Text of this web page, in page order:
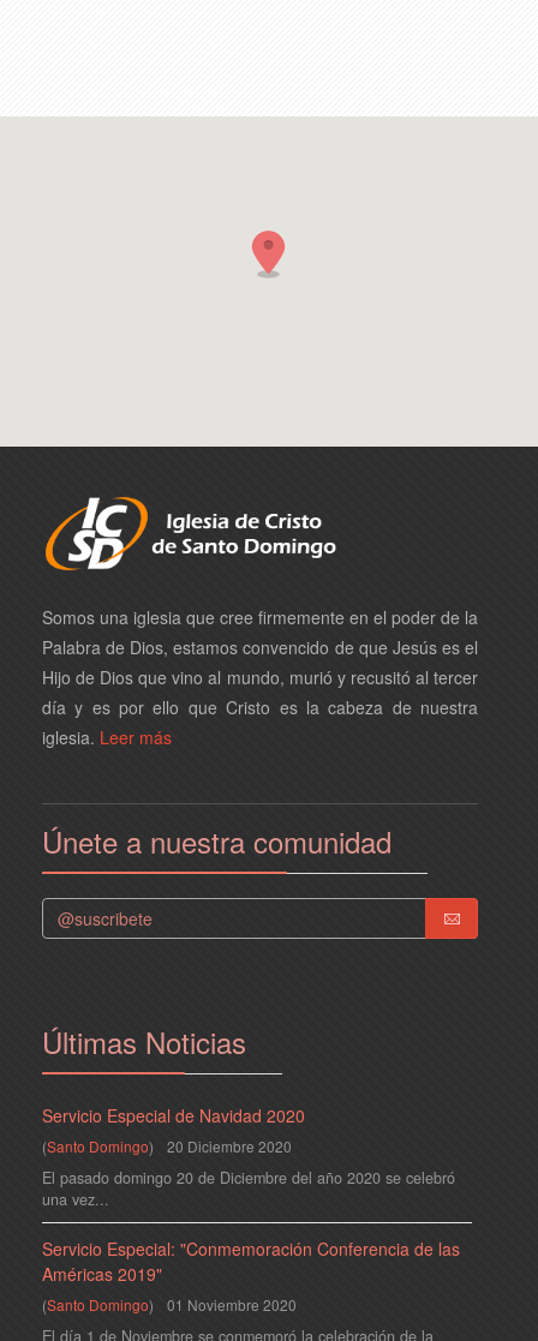
Somos una iglesia que cree firmemente en el poder de la
Palabra de Dios, estamos convencido de que Jesús es el
Hijo de Dios que vino al mundo, murió y recusitó al tercer
día y es por ello que Cristo es la cabeza de nuestra
iglesia. Leer más
Únete a nuestra comunidad
Últimas Noticias
Servicio Especial de Navidad 2020
(Santo Domingo) 20 Diciembre 2020
El pasado domingo 20 de Diciembre del año 2020 se celebró
una vez...
Servicio Especial: "Conmemoración Conferencia de las
Américas 2019"
(Santo Domingo) 01 Noviembre 2020